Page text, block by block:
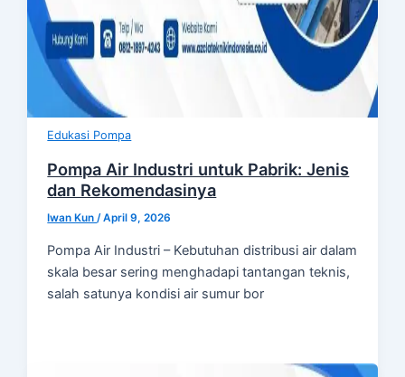
Edukasi Pompa
Pompa Air Industri untuk Pabrik: Jenis
dan Rekomendasinya
Iwan Kun/April 9, 2026
Pompa Air Industri – Kebutuhan distribusi air dalam
skala besar sering menghadapi tantangan teknis,
salah satunya kondisi air sumur bor